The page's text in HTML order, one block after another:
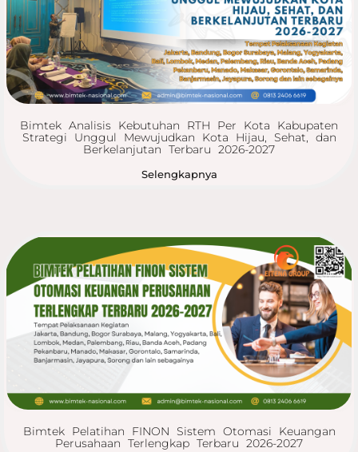
Bimtek Analisis Kebutuhan RTH Per Kota Kabupaten
Strategi Unggul Mewujudkan Kota Hijau, Sehat, dan
Berkelanjutan Terbaru 2026-2027
Selengkapnya
Bimtek Pelatihan FINON Sistem Otomasi Keuangan
Perusahaan Terlengkap Terbaru 2026-2027